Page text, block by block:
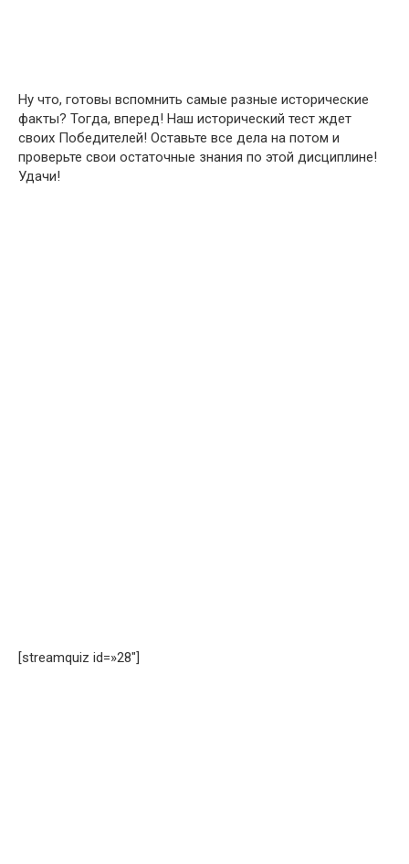
Ну что, готовы вспомнить самые разные исторические
факты? Тогда, вперед! Наш исторический тест ждет
своих Победителей! Оставьте все дела на потом и
проверьте свои остаточные знания по этой дисциплине!
Удачи!
[streamquiz id=»28″]